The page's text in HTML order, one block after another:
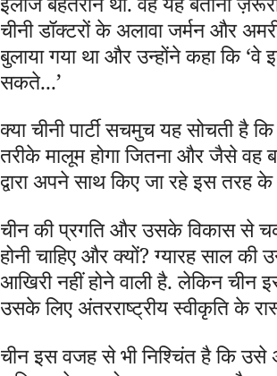
चीनी डॉक्टरों के अलावा जर्मन और
बुलाया गया था और उन्होंने कहा कि
सकते...’
क्या चीनी पार्टी सचमुच यह सोचती है
तरीके मालूम होगा जितना और जैसे वह
द्वारा अपने साथ किए जा रहे इस तरह
चीन की प्रगति और उसके विकास से
होनी चाहिए और क्यों? ग्यारह साल
आखिरी नहीं होने वाली है. लेकिन
उसके लिए अंतरराष्ट्रीय स्वीकृति के
चीन इस वजह से भी निश्चिंत है कि उसे